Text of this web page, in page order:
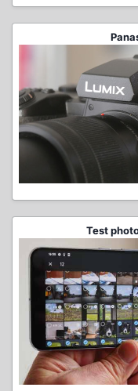
Test